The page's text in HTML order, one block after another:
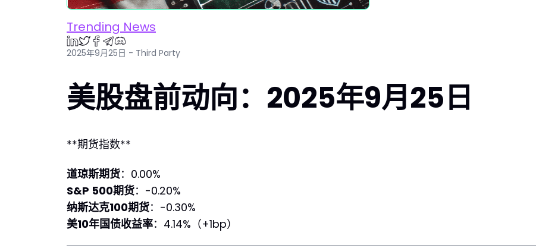
Trending News
2025年9月25日 - Third Party
美股盘前动向：2025年9月25日
**期货指数**
道琼斯期货：0.00%
S&P 500期货：-0.20%
纳斯达克100期货：-0.30%
美10年国债收益率：4.14%（+1bp）